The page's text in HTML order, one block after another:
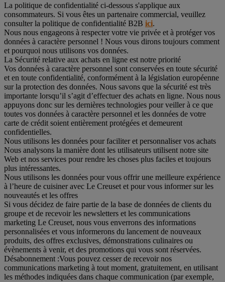
La politique de confidentialité ci-dessous s'applique aux
consommateurs. Si vous êtes un partenaire commercial, veuillez
consulter la politique de confidentialité B2B ici.
Nous nous engageons à respecter votre vie privée et à protéger vos
données à caractère personnel ! Nous vous dirons toujours comment
et pourquoi nous utilisons vos données.
La Sécurité relative aux achats en ligne est notre priorité
Vos données à caractère personnel sont conservées en toute sécurité
et en toute confidentialité, conformément à la législation européenne
sur la protection des données. Nous savons que la sécurité est très
importante lorsqu’il s’agit d’effectuer des achats en ligne. Nous nous
appuyons donc sur les dernières technologies pour veiller à ce que
toutes vos données à caractère personnel et les données de votre
carte de crédit soient entièrement protégées et demeurent
confidentielles.
Nous utilisons les données pour faciliter et personnaliser vos achats
Nous analysons la manière dont les utilisateurs utilisent notre site
Web et nos services pour rendre les choses plus faciles et toujours
plus intéressantes.
Nous utilisons les données pour vous offrir une meilleure expérience
à l’heure de cuisiner avec Le Creuset et pour vous informer sur les
nouveautés et les offres
Si vous décidez de faire partie de la base de données de clients du
groupe et de recevoir les newsletters et les communications
marketing Le Creuset, nous vous enverrons des informations
personnalisées et vous informerons du lancement de nouveaux
produits, des offres exclusives, démonstrations culinaires ou
évènements à venir, et des promotions qui vous sont réservées.
Désabonnement :Vous pouvez cesser de recevoir nos
communications marketing à tout moment, gratuitement, en utilisant
les méthodes indiquées dans chaque communication (par exemple,